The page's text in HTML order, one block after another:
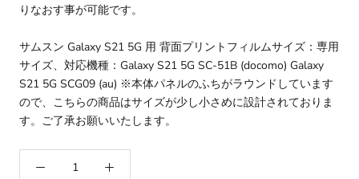
りなおす事が可能です。
サムスン Galaxy S21 5G 用 背面プリントフィルムサイズ：専用
サイズ、対応機種：Galaxy S21 5G SC-51B (docomo) Galaxy
S21 5G SCG09 (au) ※本体パネルのふちがラウンドしています
ので、こちらの商品はサイズが少し小さめに設計されておりま
す。ご了承お願いいたします。